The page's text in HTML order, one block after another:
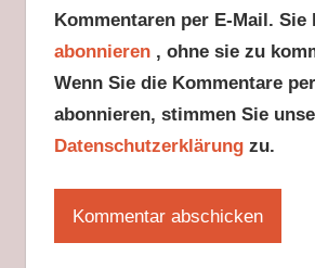
Kommentaren per E-Mail. Sie
abonnieren , ohne sie zu
Wenn Sie die Kommentare
abonnieren, stimmen Sie
Datenschutzerklärungzu.